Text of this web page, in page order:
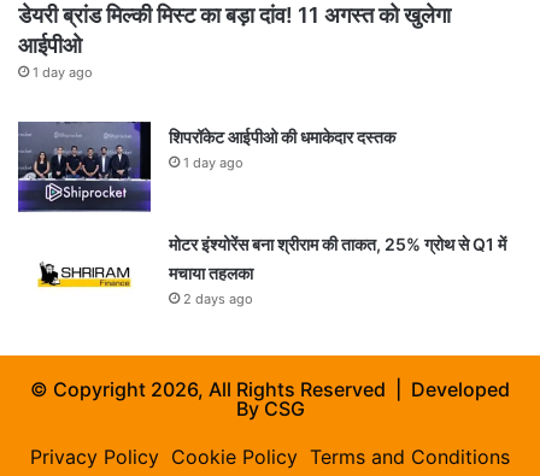
डेयरी ब्रांड मिल्की मिस्ट का बड़ा दांव! 11 अगस्त को खुलेगा
आईपीओ
1 day ago
शिपरॉकेट आईपीओ की धमाकेदार दस्तक
1 day ago
मोटर इंश्योरेंस बना श्रीराम की ताकत, 25% ग्रोथ से Q1 में
मचाया तहलका
2 days ago
© Copyright 2026, All Rights Reserved | Developed
ByCSG
Privacy Policy Cookie Policy Terms and Conditions